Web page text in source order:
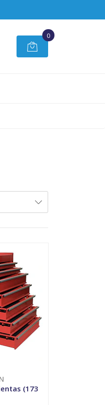
0
(173